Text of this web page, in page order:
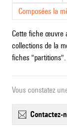
Composées la
Cette fiche œuvre
collections de la
fiches "partitions".
Vous constatez
contactez-